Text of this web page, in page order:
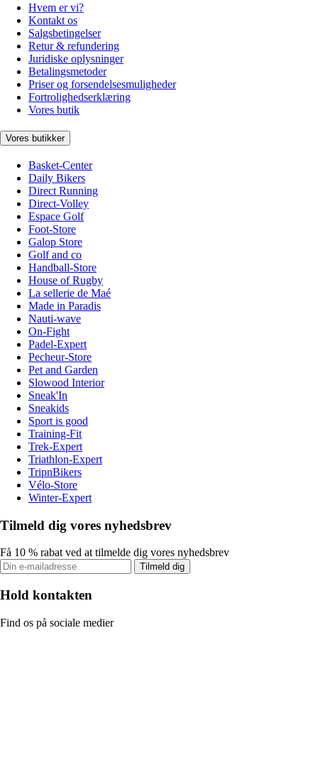
Hvem er vi?
Kontakt os
Salgsbetingelser
Retur & refundering
Juridiske oplysninger
Betalingsmetoder
Priser og forsendelsesmuligheder
Fortrolighedserklæring
Vores butik
Vores butikker
Basket-Center
Daily Bikers
Direct Running
Direct-Volley
Espace Golf
Foot-Store
Galop Store
Golf and co
Handball-Store
House of Rugby
La sellerie de Maé
Made in Paradis
Nauti-wave
On-Fight
Padel-Expert
Pecheur-Store
Pet and Garden
Slowood Interior
Sneak'In
Sneakids
Sport is good
Training-Fit
Trek-Expert
Triathlon-Expert
TripnBikers
Vélo-Store
Winter-Expert
Tilmeld dig vores nyhedsbrev
Få 10 % rabat ved at tilmelde dig vores nyhedsbrev
Tilmeld dig
Hold kontakten
Find os på sociale medier